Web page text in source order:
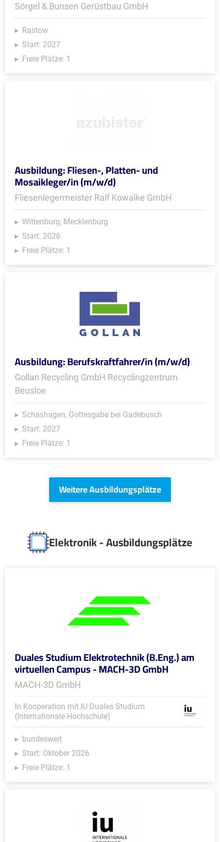
Sörgel & Bunsen Gerüstbau GmbH
Rastow
Start: 2027
Freie Plätze: 1
Ausbildung: Fliesen-, Platten- und
Mosaikleger/in (m/w/d)
Fliesenlegermeister Ralf Kowalke GmbH
Wittenburg, Mecklenburg
Start: 2026
Freie Plätze: 1
Ausbildung: Berufskraftfahrer/in (m/w/d)
Gollan Recycling GmbH Recyclingzentrum
Beusloe
Schashagen, Gottesgabe bei Gadebusch
Start: 2027
Freie Plätze: 1
Weitere Ausbildungsplätze
Elektronik - Ausbildungsplätze
Duales Studium Elektrotechnik (B.Eng.) am
virtuellen Campus - MACH-3D GmbH
MACH-3D GmbH
In Kooperation mit IU Duales Studium
(Internationale Hochschule)
bundesweit
Start: Oktober 2026
Freie Plätze: 1